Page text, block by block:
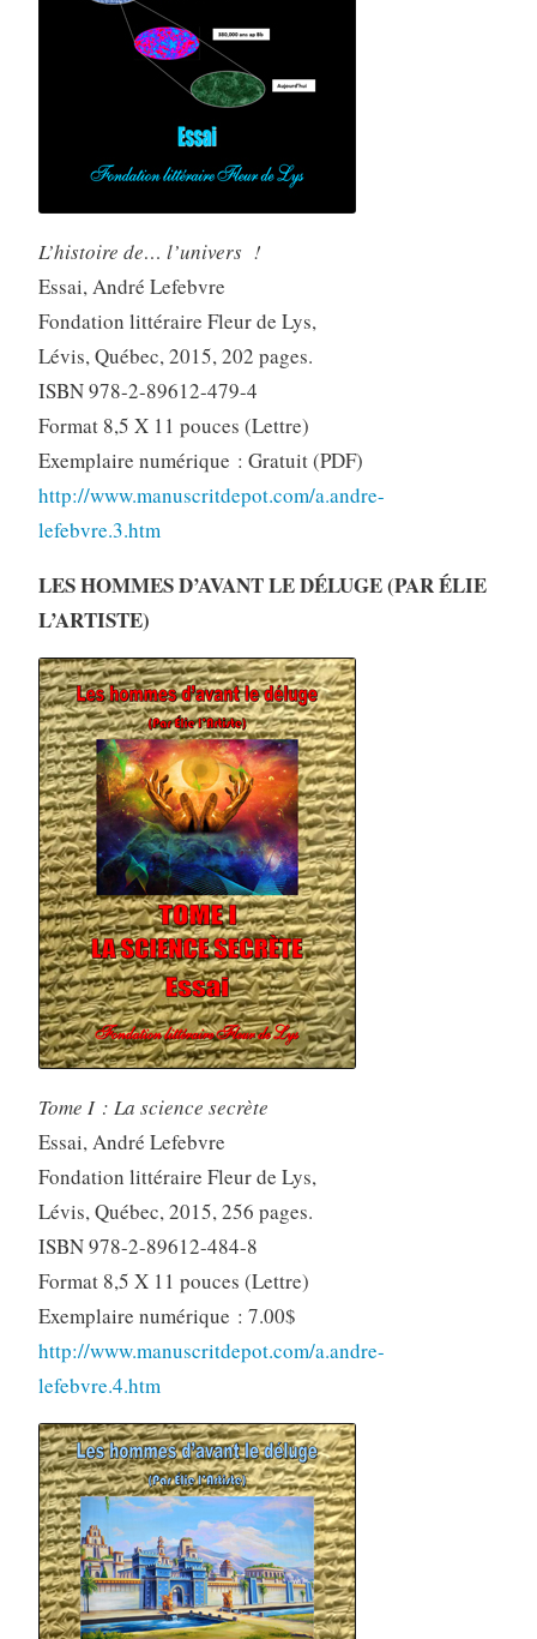
L’histoire de… l’univers !
Essai, André Lefebvre
Fondation littéraire Fleur de Lys,
Lévis, Québec, 2015, 202 pages.
ISBN 978-2-89612-479-4
Format 8,5 X 11 pouces (Lettre)
Exemplaire numérique : Gratuit (PDF)
http://www.manuscritdepot.com/a.andre-
lefebvre.3.htm
LES HOMMES D’AVANT LE DÉLUGE (PAR ÉLIE
L’ARTISTE)
Tome I : La science secrète
Essai, André Lefebvre
Fondation littéraire Fleur de Lys,
Lévis, Québec, 2015, 256 pages.
ISBN 978-2-89612-484-8
Format 8,5 X 11 pouces (Lettre)
Exemplaire numérique : 7.00$
http://www.manuscritdepot.com/a.andre-
lefebvre.4.htm